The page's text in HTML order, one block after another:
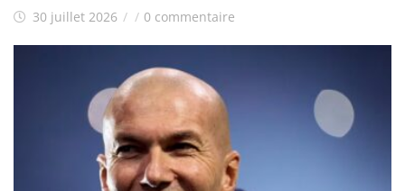
30 juillet 2026 / / 0 commentaire